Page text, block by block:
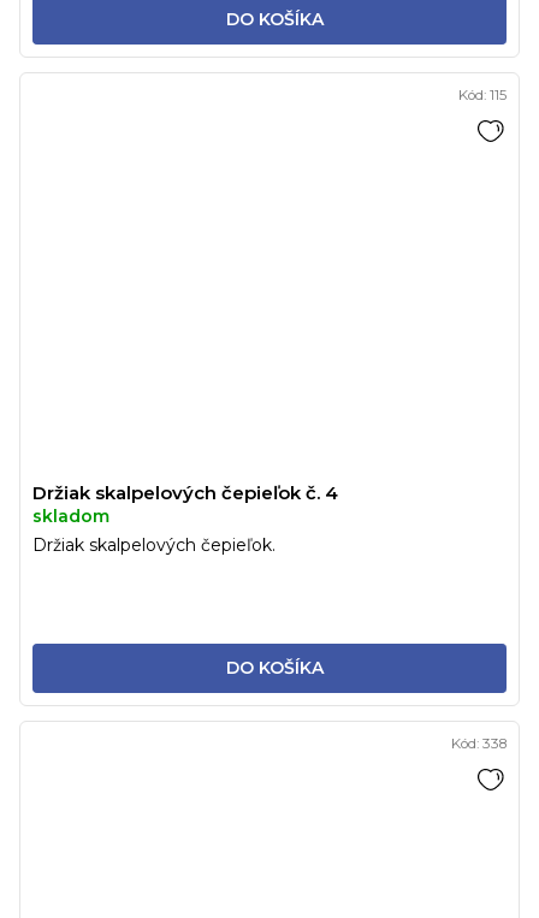
DO KOŠÍKA
Držiak skalpelových čepieľok č. 4
skladom
DO KOŠÍKA
Držiak skalpelových čepieľok.
Kód: 115
Kód: 338